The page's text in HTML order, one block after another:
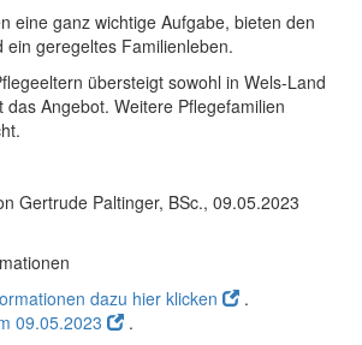
eine ganz wichtige Aufgabe, bieten den
ein geregeltes Familienleben.
übersteigt sowohl in Wels-Land
Angebot. Weitere Pflegefamilien
Gertrude Paltinger, BSc., 09.05.2023
dazu hier klicken
.
09.05.2023
.